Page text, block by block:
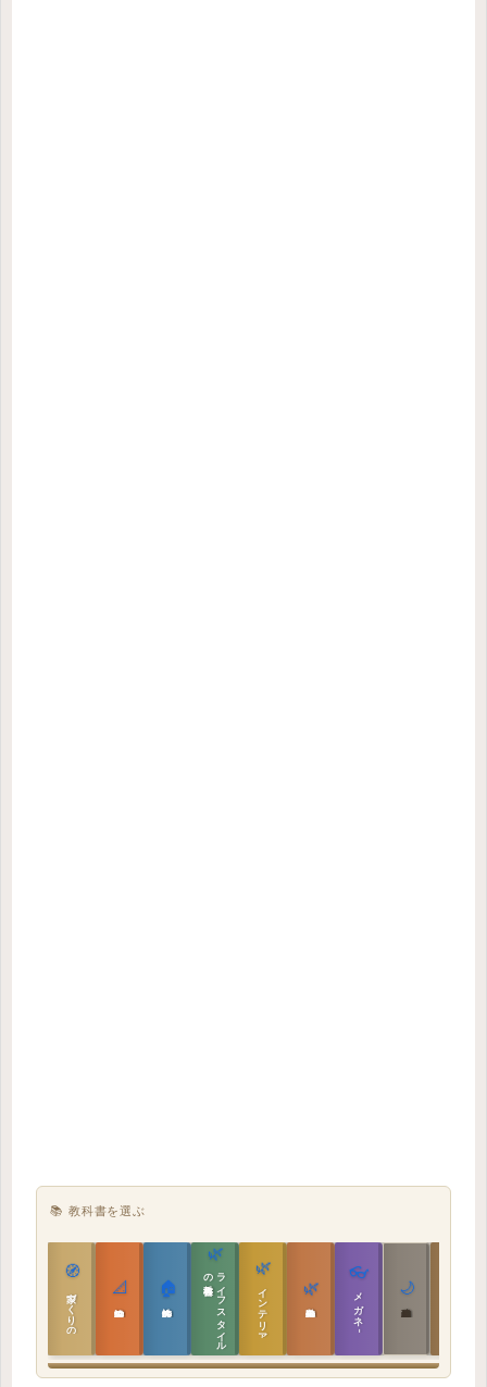
📚 教科書を選ぶ
🧭
家づくりの教科書 📐
実施設計の教科書
🏠
性能設計の教科書
🌿
ラ
イ
フ
ス
タ
イ
ル
の
教科書 🌿
インテリア設計 🌿
敷地設計の教科書
👓
メガネ｜転職 🌙
建築思想の教科書